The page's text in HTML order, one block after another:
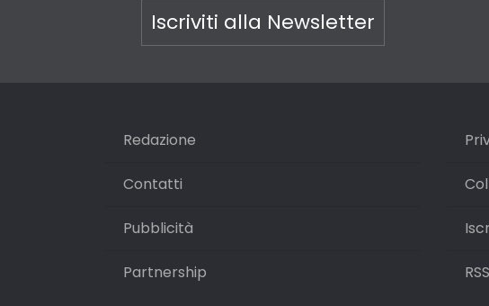
Iscriviti alla Newsletter
Redazione
Contatti
Pubblicità
Partnership